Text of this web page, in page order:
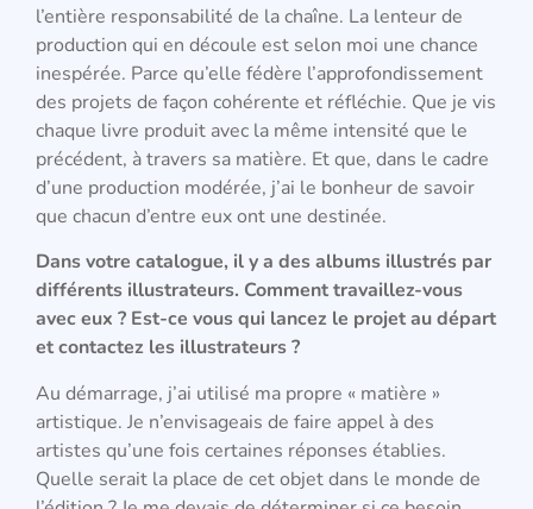
l’entière responsabilité de la chaîne. La lenteur de
production qui en découle est selon moi une chance
inespérée. Parce qu’elle fédère l’approfondissement
des projets de façon cohérente et réfléchie. Que je vis
chaque livre produit avec la même intensité que le
précédent, à travers sa matière. Et que, dans le cadre
d’une production modérée, j’ai le bonheur de savoir
que chacun d’entre eux ont une destinée.
Dans votre catalogue, il y a des albums illustrés par
différents illustrateurs. Comment travaillez-vous
avec eux ? Est-ce vous qui lancez le projet au départ
et contactez les illustrateurs ?
Au démarrage, j’ai utilisé ma propre « matière »
artistique. Je n’envisageais de faire appel à des
artistes qu’une fois certaines réponses établies.
Quelle serait la place de cet objet dans le monde de